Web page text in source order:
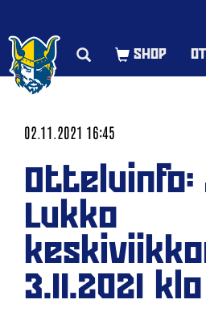
02.11.2021 16:45
Lukko
3.11.2021